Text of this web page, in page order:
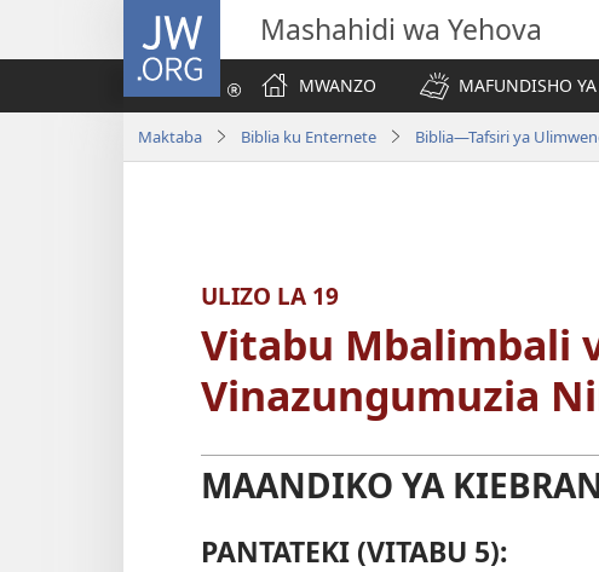
JW.ORG Mashahidi wa Yehova
MWANZO
MAFUNDISHO
Maktaba Biblia ku Enternete
ULIZO LA 19
Vitabu Mbalimbali
Vinazungumuzia
MAANDIKO YA
PANTATEKI (VITABU 5):